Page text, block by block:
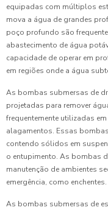
equipadas com múltiplos
mova a água de grandes
poço profundo são
abastecimento de água
capacidade de operar em
em regiões onde a água
As bombas submersas de
projetadas para remover
frequentemente utilizadas
alagamentos. Essas
contendo sólidos em
o entupimento. As bombas
manutenção de ambientes
emergência, como enchentes.
As bombas submersas de